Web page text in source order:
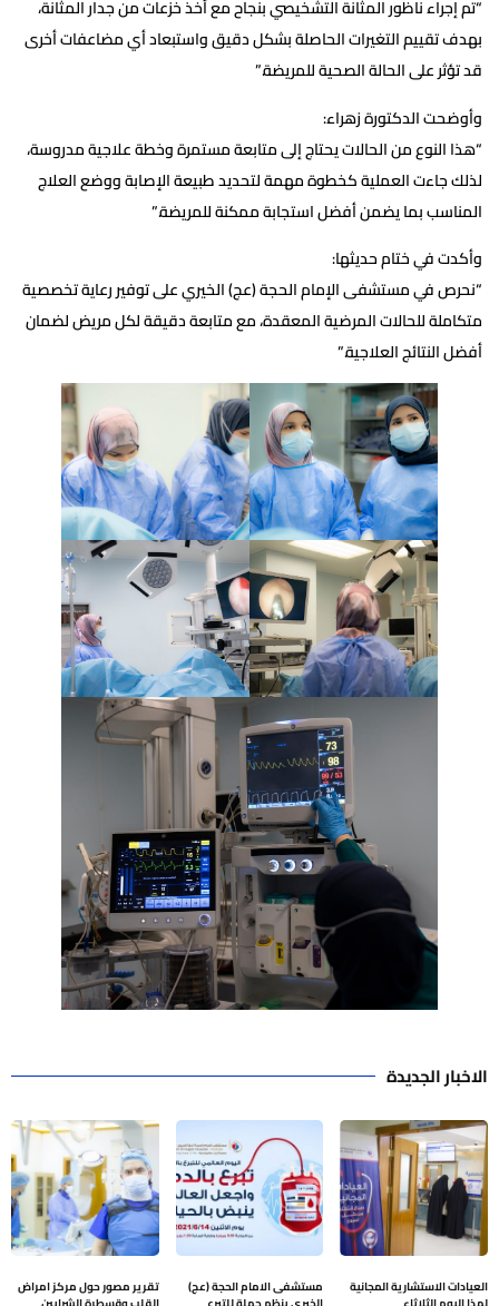
“تم إجراء ناظور المثانة التشخيصي بنجاح مع أخذ خزعات من جدار المثانة،
بهدف تقييم التغيرات الحاصلة بشكل دقيق واستبعاد أي مضاعفات أخرى
قد تؤثر على الحالة الصحية للمريضة.”
وأوضحت الدكتورة زهراء:
“هذا النوع من الحالات يحتاج إلى متابعة مستمرة وخطة علاجية مدروسة،
لذلك جاءت العملية كخطوة مهمة لتحديد طبيعة الإصابة ووضع العلاج
المناسب بما يضمن أفضل استجابة ممكنة للمريضة.”
وأكدت في ختام حديثها:
“نحرص في مستشفى الإمام الحجة (عج) الخيري على توفير رعاية تخصصية
متكاملة للحالات المرضية المعقدة، مع متابعة دقيقة لكل مريض لضمان
أفضل النتائج العلاجية.”
الاخبار الجديدة
العيادات الاستشارية المجانية مستشفى الامام الحجة (عج) تقرير مصور حول مركز امراض